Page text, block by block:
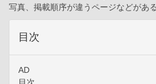
写真、掲載順序が違うページなどがあ
目次
AD